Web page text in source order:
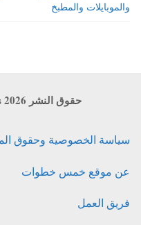
والموبايلات والمطبخ
حقوق النشر copyrights 2026 خمس خطوات
سياسة الخصوصية وحقوق
عن موقع خمس خطوات
فريق العمل